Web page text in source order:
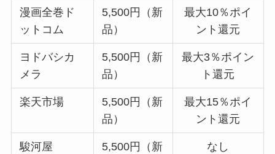
漫画全巻ド
ットコム
5,500円（新
品）
最大10％ポイ
ント還元
ヨドバシカ
メラ
5,500円（新
品）
最大3％ポイン
ト還元
楽天市場
5,500円（新
品）
最大15％ポイ
ント還元
駿河屋
5,500円（新
なし